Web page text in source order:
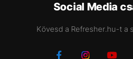
Social Media
Kövesd a Refresher.hu-t a